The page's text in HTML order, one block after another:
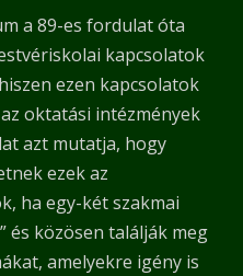
a 89-es fordulat óta
kapcsolatok
ezen kapcsolatok
oktatási intézmények
azt mutatja, hogy
ezek az
ha egy-két szakmai
és közösen találják meg
amelyekre igény is